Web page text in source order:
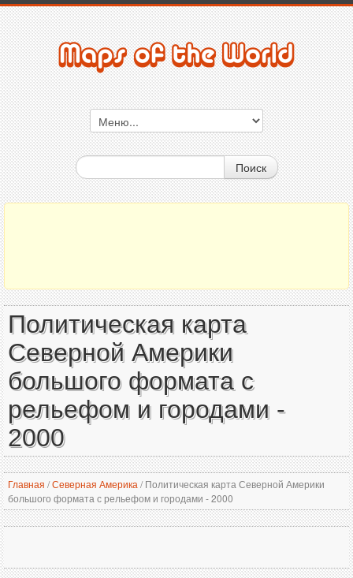
Поиск
Политическая карта
Северной Америки
большого формата с
рельефом и городами -
2000
Главная /Северная Америка /Политическая карта Северной Америки
большого формата с рельефом и городами - 2000